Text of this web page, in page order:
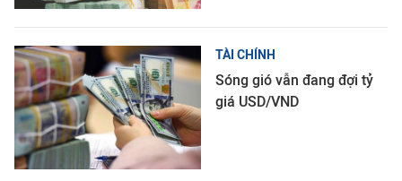
TÀI CHÍNH
Sóng gió vẫn đang đợi tỷ
giá USD/VND